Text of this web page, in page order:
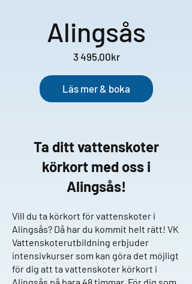
Alingsås
3 495,00krPris
Läs mer & boka
Ta ditt vattenskoter
körkort med oss i
Alingsås!
Vill du ta körkort för vattenskoter i
Alingsås? Då har du kommit helt rätt! VK
Vattenskoterutbildning erbjuder
intensivkurser som kan göra det möjligt
för dig att ta vattenskoter körkort i